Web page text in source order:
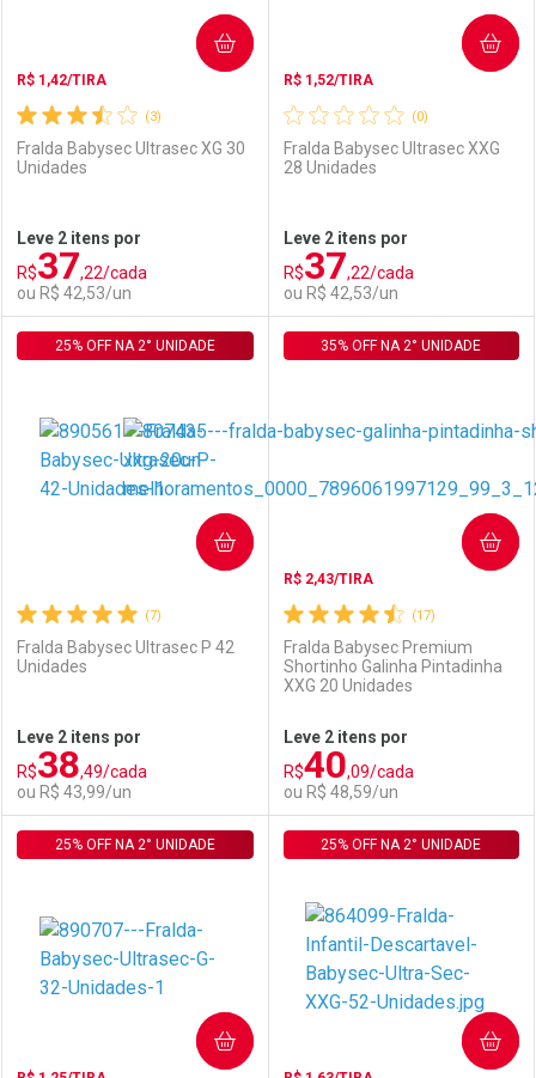
Comprar sem Desconto
Por R$ 29,99/cada
Comprar sem Desconto
Por R$ 29,99/cada
Comprar sem Desconto
Por R$ 39,99/cada
Comprar sem Desconto
Por R$ 39,99/cada
(3)
R$ 1,42/TIRA
Fralda Babysec Ultrasec XG 30
Unidades
Leve 2 itens por
R$37,22/cada
ou R$ 42,53/un
COMPRAR
Laboratório
Comprar sem Desconto
Por R$ 42,53/cada
Por Menos
Comprar sem Desconto
Por R$ 42,53/cada
(0)
R$ 1,52/TIRA
Fralda Babysec Ultrasec XXG
28 Unidades
Leve 2 itens por
R$37,22/cada
ou R$ 42,53/un
COMPRAR
Laboratório
Comprar sem Desconto
Por R$ 42,53/cada
Por Menos
Comprar sem Desconto
Por R$ 42,53/cada
(7)
Fralda Babysec Ultrasec P 42
Unidades
25% OFF NA 2° UNIDADE
Leve 2 itens por
R$38,49/cada
ou R$ 43,99/un
COMPRAR
FECHAR
Laboratório
FECHAR
Por Menos
(17)
R$ 2,43/TIRA
Fralda Babysec Premium
Shortinho Galinha Pintadinha
XXG 20 Unidades
35% OFF NA 2° UNIDADE
Leve 2 itens por
R$40,09/cada
ou R$ 48,59/un
COMPRAR
Laboratório
Por Menos
25% OFF NA 2° UNIDADE
COMPRAR
25% OFF NA 2° UNIDADE
COMPRAR